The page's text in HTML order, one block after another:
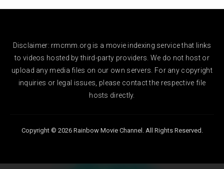
Disclaimer: rmcmm.org is a movie indexing service that links
to videos hosted by third-party providers. We do not host or
upload any media files on our own servers. For any copyright
inquiries or legal issues, please contact the respective file
hosts directly.
Copyright © 2026 Rainbow Movie Channel. All Rights Reserved.